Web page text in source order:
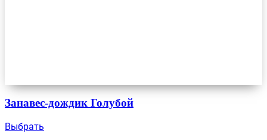
Занавес-дождик Голубой
Выбрать